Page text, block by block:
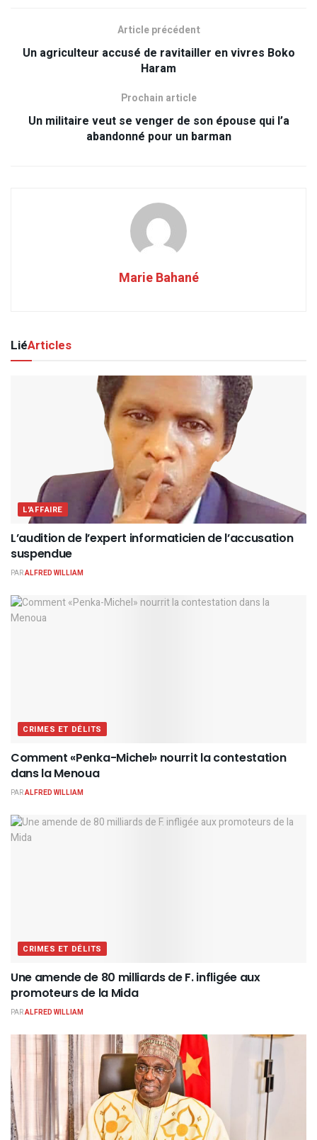
Article précédent
Un agriculteur accusé de ravitailler en vivres Boko
Haram
Prochain article
Un militaire veut se venger de son épouse qui l’a
abandonné pour un barman
Marie Bahané
LiéArticles
L'AFFAIRE
L’audition de l’expert informaticien de l’accusation
suspendue
PARALFRED WILLIAM
CRIMES ET DÉLITS
Comment «Penka-Michel» nourrit la contestation
dans la Menoua
PARALFRED WILLIAM
CRIMES ET DÉLITS
Une amende de 80 milliards de F. infligée aux
promoteurs de la Mida
PARALFRED WILLIAM